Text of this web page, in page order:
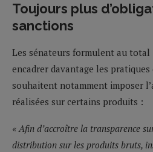
Toujours plus
sanctions
Les sénateurs formulent au
encadrer davantage les
souhaitent notamment imposer
réalisées sur certains produits :
« Afin d’accroître la transparence
distribution sur les produits bruts,